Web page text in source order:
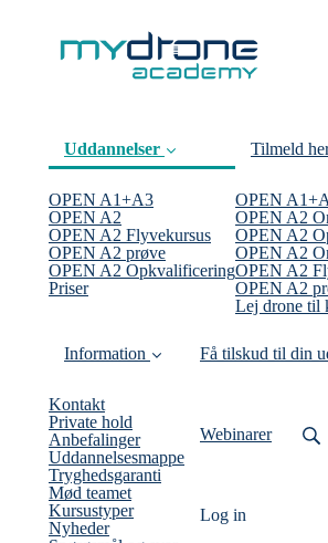
Uddannelser
OPEN A1+A3
OPEN A2
OPEN A2 Flyvekursus
OPEN A2 prøve(current)
OPEN A2 Opkvalificering
Priser
Tilmeld
OPEN
OPEN A2
OPEN A2
OPEN A2
OPEN A2
OPEN A2
Lej drone til
Information
Kontakt
Private hold
Anbefalinger
Uddannelsesmappe
Tryghedsgaranti
Mød teamet
Kursustyper
Nyheder
Få tilskud til din
Webinarer